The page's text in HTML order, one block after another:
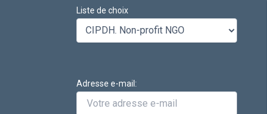
Liste de choix
Adresse e-mail: